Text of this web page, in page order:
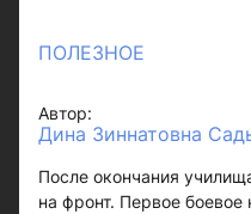
ПОЛЕЗНОЕ
Автор:
Дина Зиннатовна
После окончания
на фронт. Первое